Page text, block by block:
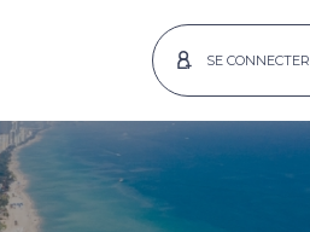
SE CONNECTER